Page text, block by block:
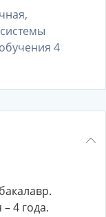
4
4 года.